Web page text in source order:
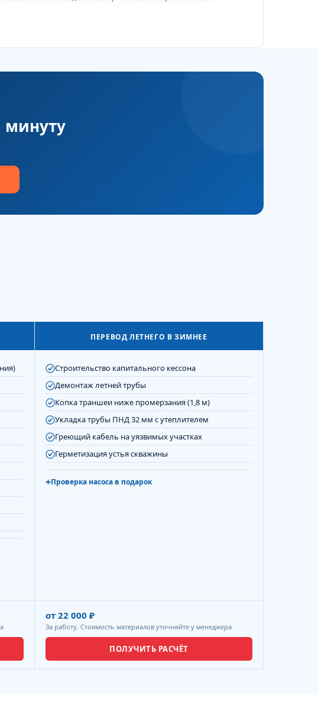
минуту
ПЕРЕВОД ЛЕТНЕГО В ЗИМНЕЕ
Строительство капитального кессона
Демонтаж летней трубы
Копка траншеи ниже промерзания (1,8 м)
Укладка трубы ПНД 32 мм с утеплителем
Греющий кабель на уязвимых участках
Герметизация устья скважины
Проверка насоса в подарок
от 22 000 ₽
За работу. Стоимость материалов уточняйте у менеджера
ПОЛУЧИТЬ РАСЧЁТ